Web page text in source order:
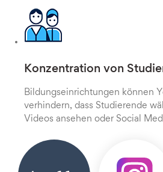
Konzentration von
Bildungseinrichtungen können
verhindern, dass Studierende
Videos ansehen oder Social